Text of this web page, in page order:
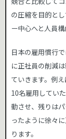
の圧縮を目的と
ー中心へと人員
日本の雇用慣行
に正社員の削減
ていきます。例
10名雇用してい
動させ、残りは
ったように徐々
ります。